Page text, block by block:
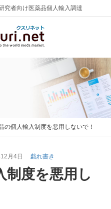
究者向け医薬品個人輸入調達
の個人輸入制度を悪用しないで！
月4日 戯れ書き
制度を悪用し